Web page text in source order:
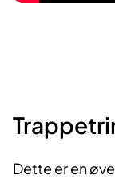
Dette er en